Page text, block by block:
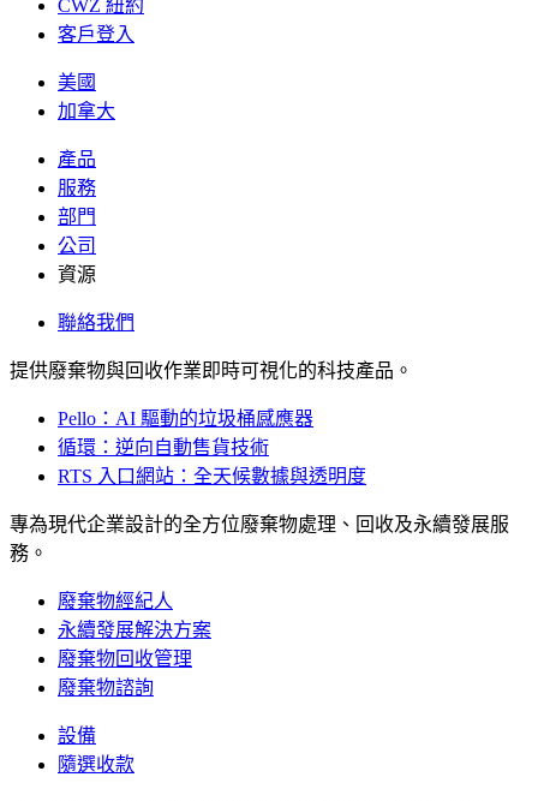
CWZ 紐約
客戶登入
美國
加拿大
產品
服務
部門
公司
資源
聯絡我們
提供廢棄物與回收作業即時可視化的科技產品。
Pello：AI 驅動的垃圾桶感應器
循環：逆向自動售貨技術
RTS 入口網站：全天候數據與透明度
專為現代企業設計的全方位廢棄物處理、回收及永續發展服
務。
廢棄物經紀人
永續發展解決方案
廢棄物回收管理
廢棄物諮詢
設備
隨選收款